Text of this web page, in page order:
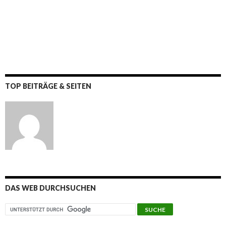
TOP BEITRÄGE & SEITEN
DAS WEB DURCHSUCHEN